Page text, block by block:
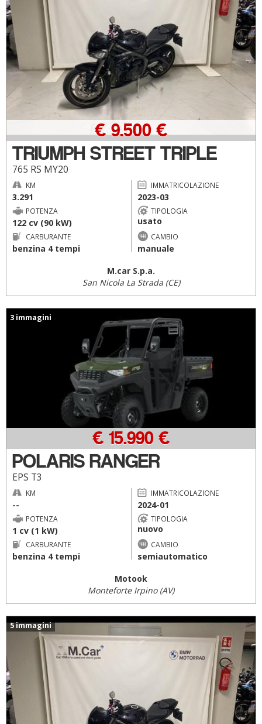
TRIUMPH STREET TRIPLE
765 RS MY20
€ 9.500 €
KM
3.291
IMMATRICOLAZIONE
2023-03
POTENZA
122 cv (90 kW)
TIPOLOGIA
usato
CARBURANTE
benzina 4 tempi
CAMBIO
manuale
M.car S.p.a.
San Nicola La Strada (CE)
3 immagini
POLARIS RANGER
EPS T3
€ 15.990 €
KM
--
IMMATRICOLAZIONE
2024-01
POTENZA
1 cv (1 kW)
TIPOLOGIA
nuovo
CARBURANTE
benzina 4 tempi
CAMBIO
semiautomatico
Motook
Monteforte Irpino (AV)
5 immagini